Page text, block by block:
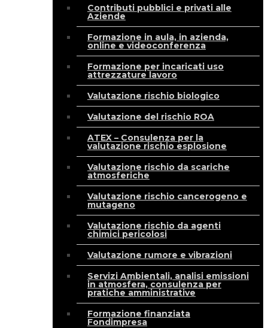
Contributi pubblici e privati alle
Aziende
Formazione in aula, in azienda,
online e videoconferenza
Formazione per incaricati uso
attrezzature lavoro
Valutazione rischio biologico
Valutazione del rischio ROA
ATEX – Consulenza per la
valutazione rischio esplosione
Valutazione rischio da scariche
atmosferiche
Valutazione rischio cancerogeno e
mutageno
Valutazione rischio da agenti
chimici pericolosi
Valutazione rumore e vibrazioni
Servizi Ambientali, analisi emissioni
in atmosfera, consulenza per
pratiche amministrative
Formazione finanziata
Fondimpresa